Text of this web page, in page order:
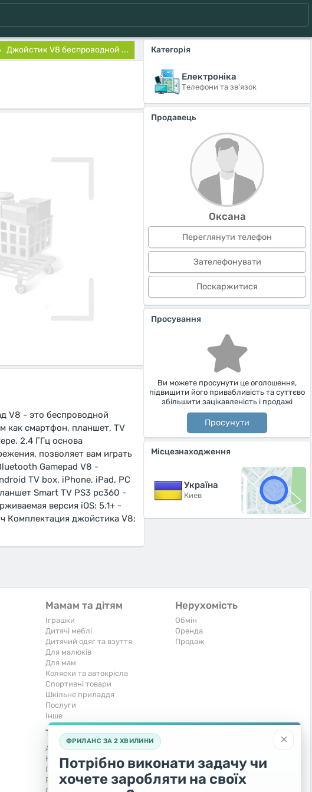
Джойстик V8 беспроводной ...
V8 - это беспроводной
как смартфон, планшет, TV
2.4 ГГц основа
позволяет вам играть
Gamepad V8 -
TV box, iPhone, iPad, PC
Smart TV PS3 pc360 -
версия iOS: 5.1+ -
Комплектация джойстика V8:
Категорія
Електроніка
Телефони та зв'язок
Продавець
Оксана
Переглянути телефон
Зателефонувати
Поскаржитися
Просування
Ви можете просунути це оголошення,
підвищити його привабливість та суттєво
збільшити зацікавленість і продажі
Просунути
Місцезнаходження
Україна
Киев
Мамам та дітям
Іграшки
Дитячі меблі
Дитячий одяг та взуття
Для малюків
Для мам
Коляски та автокрісла
Спортивні товари
Шкільне приладдя
Послуги
Iнше
Нерухомість
Обмін
Оренда
Продаж
Тварини та рослини
Акваріумістика
Кішки
Послуги
Рослини та дерева
Запчастини та аксесуари
Комерційний транспорт
Легкові автомобілі
×
ФРИЛАНС ЗА 2 ХВИЛИНИ
Потрібно виконати задачу чи
хочете заробляти на своїх